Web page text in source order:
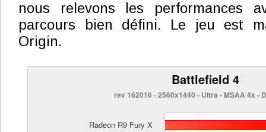
nous relevons les performances
parcours bien défini. Le jeu est
Origin.